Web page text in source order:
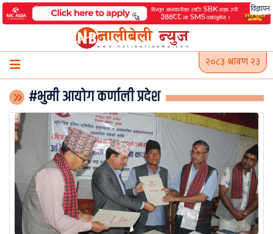
Skip
to
विज्ञापन
२०८३ श्रावण २३
#भुमी आयाेग कर्णाली प्रदेश